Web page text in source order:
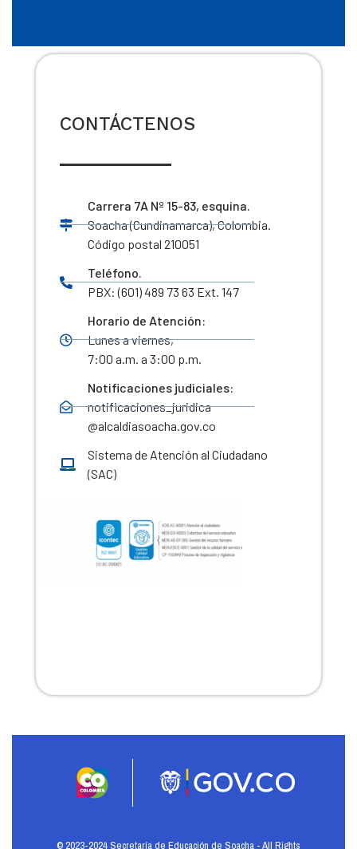
CONTÁCTENOS
Carrera 7A Nº 15-83, esquina.
Soacha (Cundinamarca), Colombia.
Código postal 210051
Teléfono.
PBX: (601) 489 73 63 Ext. 147
Horario de Atención:
Lunes a viernes,
7:00 a.m. a 3:00 p.m.
Notificaciones judiciales:
notificaciones_juridica
@alcaldiasoacha.gov.co
Sistema de Atención al Ciudadano
(SAC)
© 2023-2024 Secretaría de Educación de Soacha - All Rights